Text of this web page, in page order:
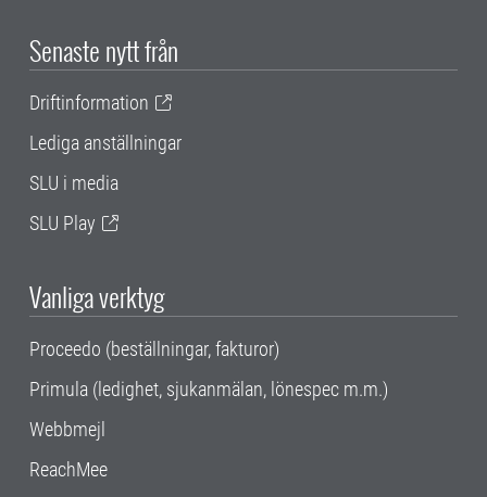
Senaste nytt från
Driftinformation
Lediga anställningar
SLU i media
SLU Play
Vanliga verktyg
Proceedo (beställningar, fakturor)
Primula (ledighet, sjukanmälan, lönespec m.m.)
Webbmejl
ReachMee